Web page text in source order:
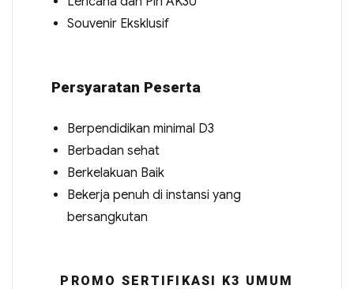
Souvenir Eksklusif
Persyaratan Peserta
Berpendidikan minimal D3
Berbadan sehat
Berkelakuan Baik
Bekerja penuh di instansi yang
bersangkutan
PROMO SERTIFIKASI K3 UMUM